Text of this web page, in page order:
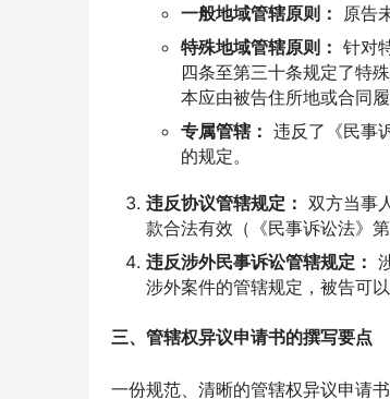
一般地域管辖原则： 原告
特殊地域管辖原则： 针对
四条至第三十条规定了特
本应由被告住所地或合同
专属管辖： 违反了《民事
的规定。
违反协议管辖规定： 双方当事
款合法有效（《民事诉讼法》第
违反涉外民事诉讼管辖规定：
涉外案件的管辖规定，被告可以
三、管辖权异议申请书的撰写要点
一份规范、清晰的管辖权异议申请